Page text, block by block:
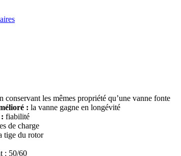
conservant les mêmes propriété qu’une vanne fonte
: la vanne gagne en longévité
fiabilité
de charge
tige du rotor
: 50/60